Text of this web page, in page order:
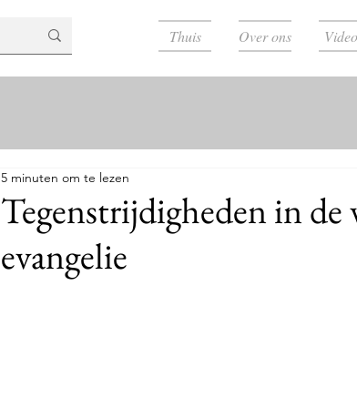
Thuis Over ons
Tegenstrijdigheden in de
evangelie
5 minuten om te lezen